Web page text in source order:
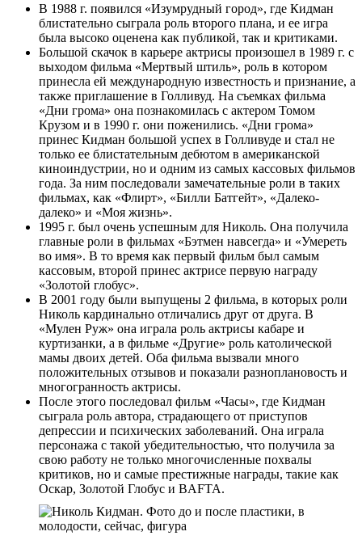
В 1988 г. появился «Изумрудный город», где Кидман
блистательно сыграла роль второго плана, и ее игра
была высоко оценена как публикой, так и критиками.
Большой скачок в карьере актрисы произошел в 1989 г. с
выходом фильма «Мертвый штиль», роль в котором
принесла ей международную известность и признание, а
также приглашение в Голливуд. На съемках фильма
«Дни грома» она познакомилась с актером Томом
Крузом и в 1990 г. они поженились. «Дни грома»
принес Кидман большой успех в Голливуде и стал не
только ее блистательным дебютом в американской
киноиндустрии, но и одним из самых кассовых фильмов
года. За ним последовали замечательные роли в таких
фильмах, как «Флирт», «Билли Батгейт», «Далеко-
далеко» и «Моя жизнь».
1995 г. был очень успешным для Николь. Она получила
главные роли в фильмах «Бэтмен навсегда» и «Умереть
во имя». В то время как первый фильм был самым
кассовым, второй принес актрисе первую награду
«Золотой глобус».
В 2001 году были выпущены 2 фильма, в которых роли
Николь кардинально отличались друг от друга. В
«Мулен Руж» она играла роль актрисы кабаре и
куртизанки, а в фильме «Другие» роль католической
мамы двоих детей. Оба фильма вызвали много
положительных отзывов и показали разноплановость и
многогранность актрисы.
После этого последовал фильм «Часы», где Кидман
сыграла роль автора, страдающего от приступов
депрессии и психических заболеваний. Она играла
персонажа с такой убедительностью, что получила за
свою работу не только многочисленные похвалы
критиков, но и самые престижные награды, такие как
Оскар, Золотой Глобус и BAFTA.